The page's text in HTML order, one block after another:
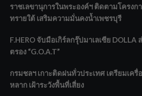
ราชเลขานุการในพระองค์ฯ ติดตามโครงก
ทรายใต้ เสริมความมั่นคงน้ำเพชรบุรี
F.HERO จับมือเกิร์ลกรุ๊ปมาเลเซีย DOLLA
ตรอง “G.O.A.T”
กรมชลฯ เกาะติดฝนทั่วประเทศ เตรียมเครื่
หลาก เฝ้าระวังพื้นที่เสี่ยง